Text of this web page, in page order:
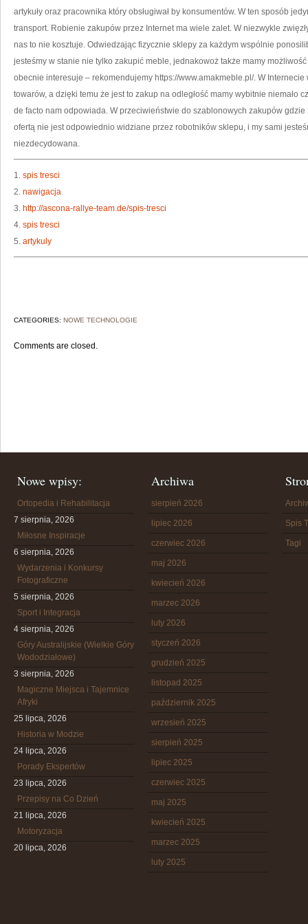
artykuły oraz pracownika który obsługiwał by konsumentów. W ten sposób
transport. Robienie zakupów przez Internet ma wiele zalet. W niezwykle
nas to nie kosztuje. Odwiedzając fizycznie sklepy za każdym wspólnie
jesteśmy w stanie nie tylko zakupić meble, jednakowoż także mamy
obecnie interesuje – rekomendujemy https://www.amakmeble.pl/. W
towarów, a dzięki temu że jest to zakup na odległość mamy wybitnie niemało
de facto nam odpowiada. W przeciwieństwie do szablonowych zakupów gdzie
ofertą nie jest odpowiednio widziane przez robotników sklepu, i my sami
niezdecydowana.
1. spis tresci
2. nawigacja
3. http://ascona-rallye-team.de/spis-tresci
4. spis tresci
5. artykuly
CATEGORIES: NOWE TECHNOLOGIE
Comments are closed.
Nowe wpisy:
Ortopedia i Rehabilitacja
7 sierpnia, 2026
Miłosne Inspiracje
6 sierpnia, 2026
Wydarzenia i Konkursy
Fotograficzne
5 sierpnia, 2026
Sport i Integracja
4 sierpnia, 2026
Góry Australijskie (Wielkie Góry
Wododziałowe)
3 sierpnia, 2026
Magiczne Miejsca i Tajemnice
Afryki
25 lipca, 2026
Historia w Modzie
24 lipca, 2026
Porady Ekspertów
23 lipca, 2026
Przepisy na Co Dzień
21 lipca, 2026
Motoryzacja
20 lipca, 2026
Archiwa
sierpień 2026
lipiec 2026
czerwiec 2026
maj 2026
kwiecień 2026
marzec 2026
luty 2026
styczeń 2026
grudzień 2025
listopad 2025
październik 2025
wrzesień 2025
sierpień 2025
lipiec 2025
czerwiec 2025
maj 2025
kwiecień 2025
marzec 2025
luty 2025
Spis
Tagi